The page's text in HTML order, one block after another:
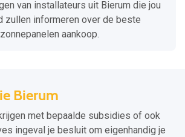
van installateurs uit Bierum die jou
zullen informeren over de beste
zonnepanelen aankoop.
Bierum
met bepaalde subsidies of ook
ingeval je besluit om eigenhandig je